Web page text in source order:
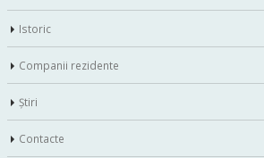
Istoric
Companii rezidente
Ştiri
Contacte